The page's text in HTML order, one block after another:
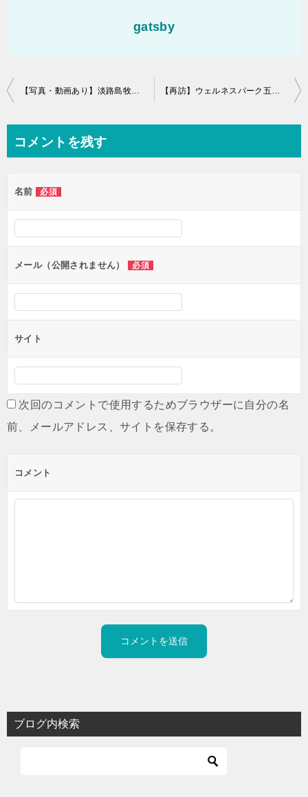
gatsby
投
ビ
ー
シ
ン
【写真・動画あり】淡路島牧場の体験ブログ！口コミは？牛乳飲み放題って本当？ 【再訪】ウェルネスパーク五色のログハウスでバーベキュー！？
コメントを残す
名前 必須
メール（公開されません） 必須
サイト
次回のコメントで使用するためブラウザーに自分の名
前、メールアドレス、サイトを保存する。
コメント
ブログ内検索